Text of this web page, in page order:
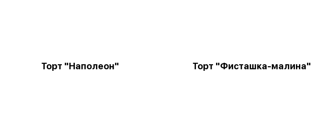
Торт "Наполеон" Торт "Фисташка-малина"